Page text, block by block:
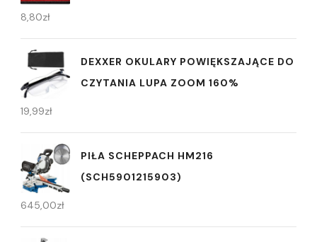
8,80zł
DEXXER OKULARY POWIĘKSZAJĄCE DO
CZYTANIA LUPA ZOOM 160%
19,99zł
PIŁA SCHEPPACH HM216
(SCH5901215903)
645,00zł